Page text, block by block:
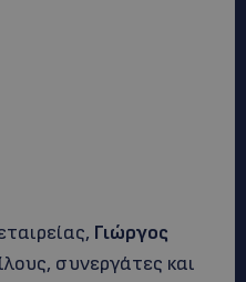
Γιώργος
συνεργάτες και